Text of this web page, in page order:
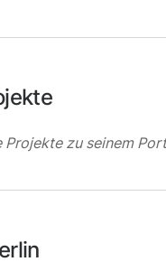
Projekte zu seinem